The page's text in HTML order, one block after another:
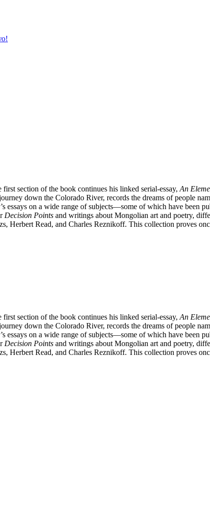
section of the book continues his linked serial-essay, An
down the Colorado River, records the dreams of people
essays on a wide range of subjects—some of which have been
Decision Points and writings about Mongolian art and poetry,
Read, and Charles Reznikoff. This collection proves
section of the book continues his linked serial-essay, An
down the Colorado River, records the dreams of people
essays on a wide range of subjects—some of which have been
Decision Points and writings about Mongolian art and poetry,
Read, and Charles Reznikoff. This collection proves